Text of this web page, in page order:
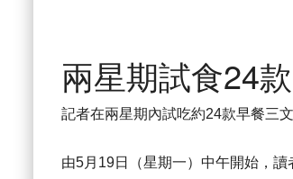
兩星期試食24
記者在兩星期內試吃約24款早餐三
由5月19日（星期一）中午開始，